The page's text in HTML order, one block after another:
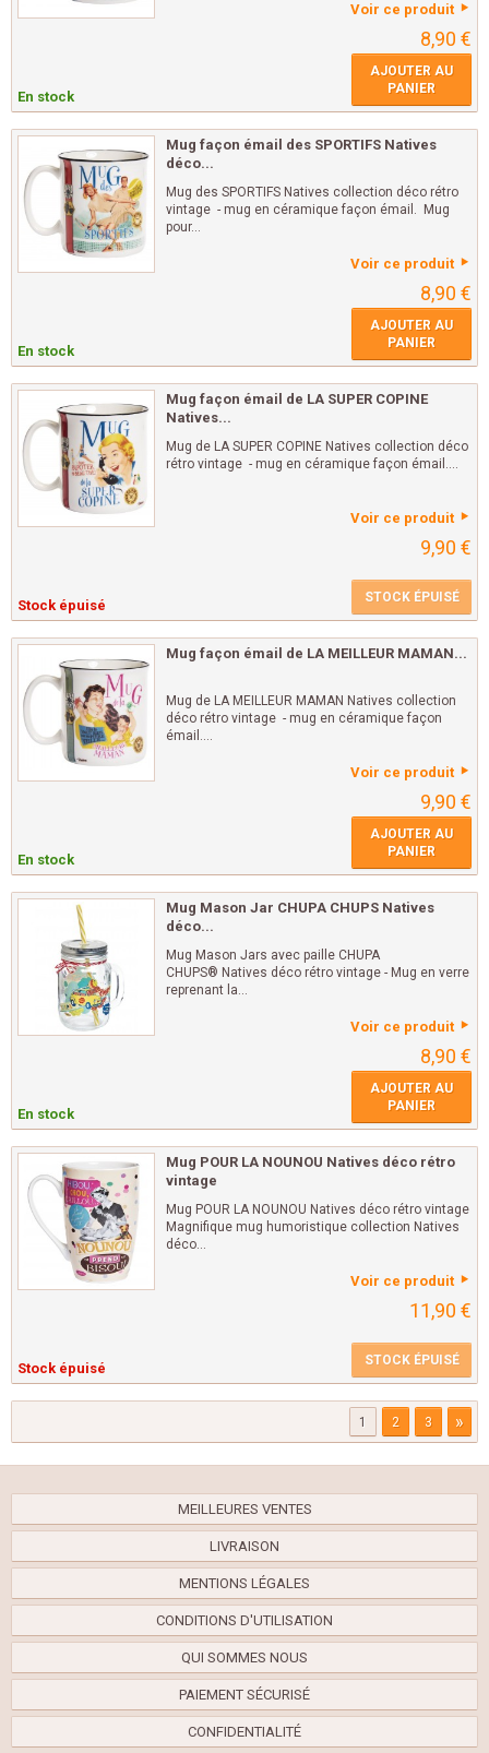
Voir ce produit
8,90 €
En stock
AJOUTER AU
PANIER
Mug façon émail des SPORTIFS Natives
déco...
Mug des SPORTIFS Natives collection déco rétro
vintage - mug en céramique façon émail. Mug
pour...
Voir ce produit
8,90 €
En stock
AJOUTER AU
PANIER
Mug façon émail de LA SUPER COPINE
Natives...
Mug de LA SUPER COPINE Natives collection déco
rétro vintage - mug en céramique façon émail....
Voir ce produit
9,90 €
Stock épuisé STOCK ÉPUISÉ
Mug façon émail de LA MEILLEUR MAMAN...
Mug de LA MEILLEUR MAMAN Natives collection
déco rétro vintage - mug en céramique façon
émail....
Voir ce produit
9,90 €
En stock
AJOUTER AU
PANIER
Mug Mason Jar CHUPA CHUPS Natives
déco...
Mug Mason Jars avec paille CHUPA
CHUPS® Natives déco rétro vintage - Mug en verre
reprenant la...
Voir ce produit
8,90 €
En stock
AJOUTER AU
PANIER
Mug POUR LA NOUNOU Natives déco rétro
vintage
Mug POUR LA NOUNOU Natives déco rétro vintage
Magnifique mug humoristique collection Natives
déco...
Voir ce produit
11,90 €
Stock épuisé STOCK ÉPUISÉ
1 2 3 »
MEILLEURES VENTES
LIVRAISON
MENTIONS LÉGALES
CONDITIONS D'UTILISATION
QUI SOMMES NOUS
PAIEMENT SÉCURISÉ
CONFIDENTIALITÉ